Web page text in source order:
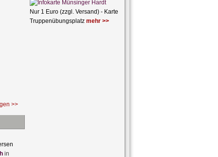
>>
Nur 1 Euro (zzgl. Versand) - Karte
Truppenübungsplatz mehr >>